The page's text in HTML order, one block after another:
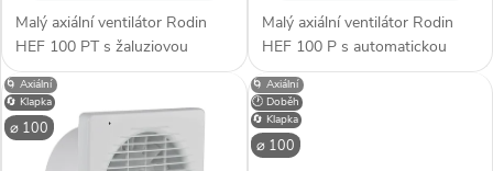
d
u
k
d
u
Malý axiální ventilátor Rodin
HEF 100 PT s žaluziovou
klapkou a časovým doběhem.
Ventilátor je vhodný pro větrání
v bytové výstavbě, pro chlazení
přístrojů, ve...
Malý axiální ventilátor Rodin
HEF 100 P s automatickou
žaluziovou klapkou. Ventilátor
je vhodný pro větrání v bytové
výstavbě, pro chlazení přístrojů,
ve...
⌀ 100
🌀 Axiální
🔄 Klapka
🕐 Doběh
⌀ 100
🌀 Axiální
🔄 Klapka